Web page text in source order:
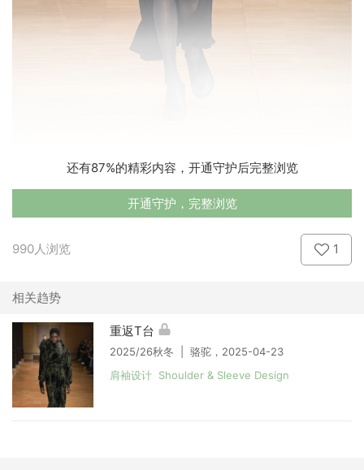
还有87%的精彩内容，开通守护后完整浏览
开通守护，完整浏览
990人浏览 1
相关趋势
重返T台
2025/26秋冬 | 骆驼，2025-04-23
肩袖设计 Shoulder & Sleeve Design